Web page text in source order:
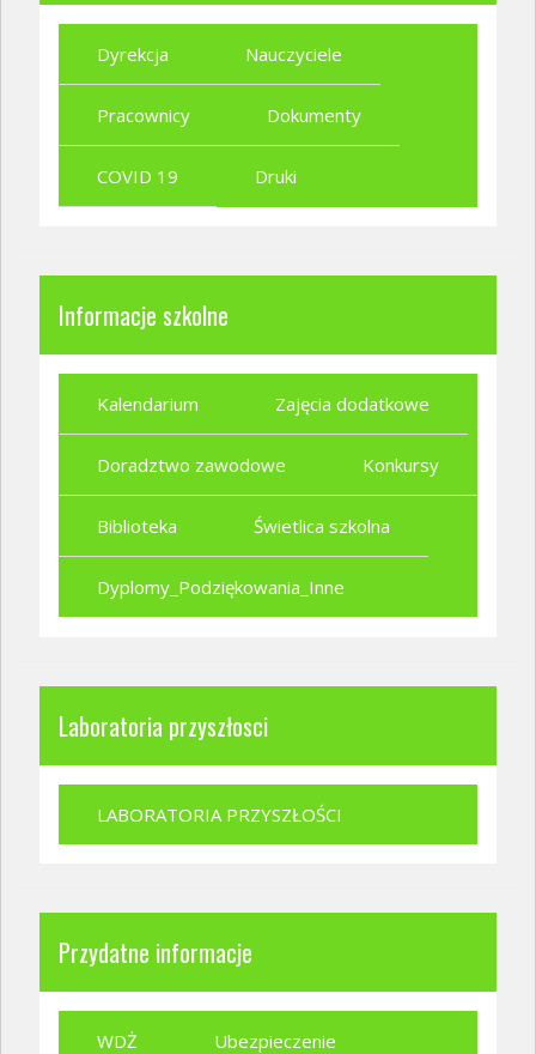
Dyrekcja Nauczyciele
Pracownicy Dokumenty
COVID 19 Druki
Informacje szkolne
Kalendarium Zajęcia dodatkowe
Doradztwo zawodowe Konkursy
Biblioteka Świetlica szkolna
Dyplomy_Podziękowania_Inne
Laboratoria przyszłosci
LABORATORIA PRZYSZŁOŚCI
Przydatne informacje
WDŻ Ubezpieczenie